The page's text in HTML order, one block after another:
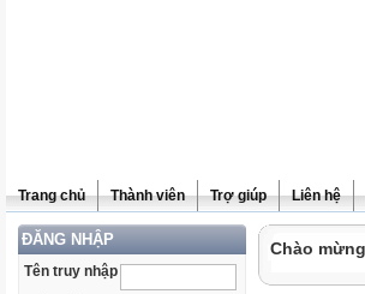
Trang chủ Thành viên Trợ giúp Liên hệ
ĐĂNG NHẬP
Tên truy nhập
Chào